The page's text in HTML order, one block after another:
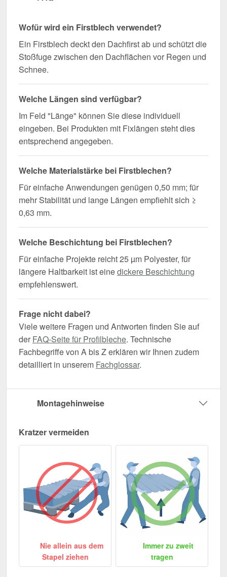
Wofür wird ein Firstblech verwendet?
Ein Firstblech deckt den Dachfirst ab und schützt die
Stoßfuge zwischen den Dachflächen vor Regen und
Schnee.
Welche Längen sind verfügbar?
Im Feld "Länge" können Sie diese individuell
eingeben. Bei Produkten mit Fixlängen steht dies
entsprechend angegeben.
Welche Materialstärke bei Firstblechen?
Für einfache Anwendungen genügen 0,50 mm; für
mehr Stabilität und lange Längen empfiehlt sich ≥
0,63 mm.
Welche Beschichtung bei Firstblechen?
Für einfache Projekte reicht 25 µm Polyester, für
längere Haltbarkeit ist einedickere Beschichtung
empfehlenswert.
Frage nicht dabei?
Viele weitere Fragen und Antworten finden Sie auf
der FAQ-Seite für Profilbleche. Technische
Fachbegriffe von A bis Z erklären wir Ihnen zudem
detailliert in unserem Fachglossar.
Montagehinweise
Kratzer vermeiden
Nie allein aus dem
Stapel ziehen
Immer zu zweit
tragen